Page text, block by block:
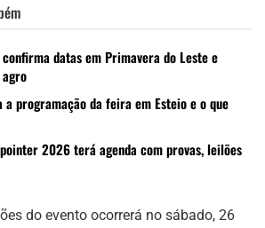
confirma datas em Primavera do Leste e
programação da feira em Esteio e o que
2026 terá agenda com provas, leilões
do evento ocorrerá no sábado, 26